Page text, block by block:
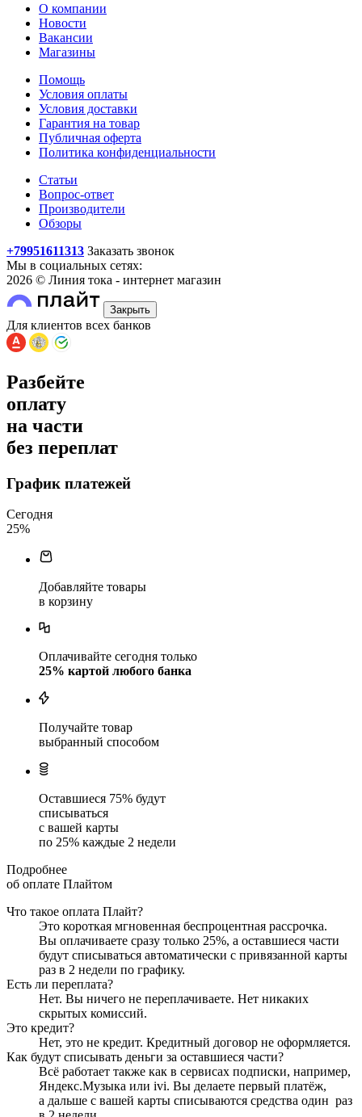
О компании
Новости
Вакансии
Магазины
Помощь
Условия оплаты
Условия доставки
Гарантия на товар
Публичная оферта
Политика конфиденциальности
Статьи
Вопрос-ответ
Производители
Обзоры
+79951611313 Заказать звонок
Мы в социальных сетях:
2026 © Линия тока - интернет магазин
Закрыть
Для клиентов всех банков
Разбейте
оплату
на части
без переплат
График платежей
Сегодня
25%
Добавляйте товары
в корзину
Оплачивайте сегодня только
25% картой любого банка
Получайте товар
выбранный способом
Оставшиеся 75% будут
списываться
с вашей карты
по 25% каждые 2 недели
Подробнее
об оплате Плайтом
Что такое оплата Плайт?
Это короткая мгновенная беспроцентная рассрочка.
Вы оплачиваете сразу только 25%, а оставшиеся части
будут списываться автоматически с привязанной карты
раз в 2 недели по графику.
Есть ли переплата?
Нет. Вы ничего не переплачиваете. Нет никаких
скрытых комиссий.
Это кредит?
Нет, это не кредит. Кредитный договор не оформляется.
Как будут списывать деньги за оставшиеся части?
Всё работает также как в сервисах подписки, например,
Яндекс.Музыка или ivi. Вы делаете первый платёж,
а дальше с вашей карты списываются средства один раз